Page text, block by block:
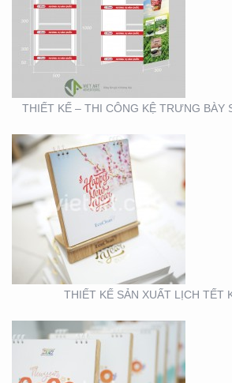
THIẾT KẾ – THI CÔNG KỆ TRƯNG BÀY
THIẾT KẾ SẢN XUẤT
LỊCH TẾT KIM PHONG
THIẾT KẾ SẢN XUẤT LỊCH TẾT
THIẾT KẾ VÀ SẢN XUẤT
LỊCH HTV
THIẾT KẾ VÀ SẢN XUẤT